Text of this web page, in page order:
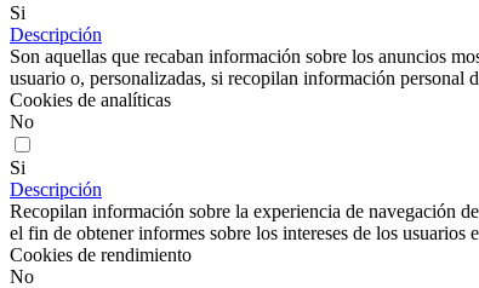
Si
Descripción
Son aquellas que recaban información sobre los anuncios
usuario o, personalizadas, si recopilan información personal
Cookies de analíticas
No
Si
Descripción
Recopilan información sobre la experiencia de navegación
el fin de obtener informes sobre los intereses de los
Cookies de rendimiento
No